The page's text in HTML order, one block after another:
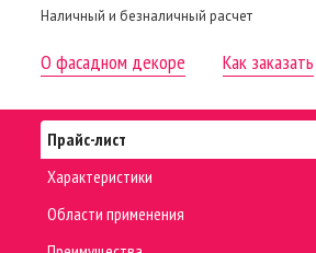
Наличный и безналичный расчет
О фасадном декоре Как заказать
Прайс-лист
Характеристики
Области применения